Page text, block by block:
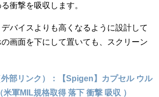
衝撃を吸収します。
バイスよりも高くなるように設計して
画面を下にして置いても、スクリーン
部リンク）：【Spigen】カプセル ウル
米軍MIL規格取得 落下 衝撃 吸収 ）